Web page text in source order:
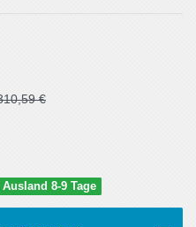
€
8-9 Tage